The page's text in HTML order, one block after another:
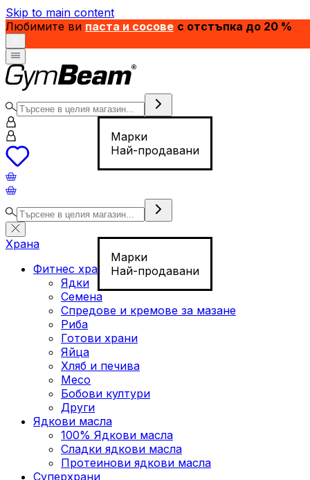
Skip to main content
Любимите ви паста и сосове с отстъпка до 20 %
Марки
Най-продавани
Марки
Най-продавани
Храна
Фитнес храна
Ядки
Семена
Спредове и кремове за мазане
Риба
Готови храни
Яйца
Хляб и печива
Месо
Бобови култури
Други
Ядкови масла
100% Ядкови масла
Сладки ядкови масла
Протеинови ядкови масла
Суперхрани